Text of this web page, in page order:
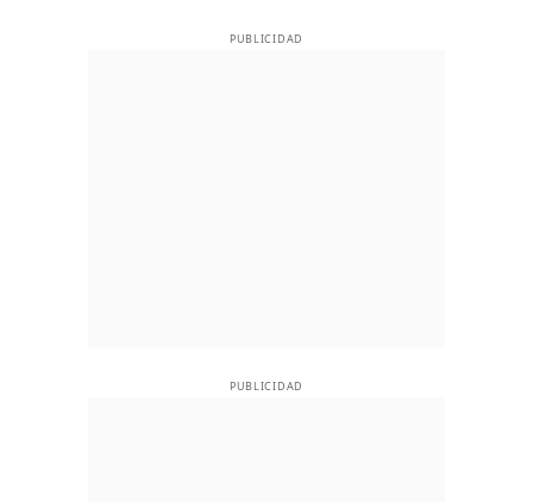
PUBLICIDAD
PUBLICIDAD